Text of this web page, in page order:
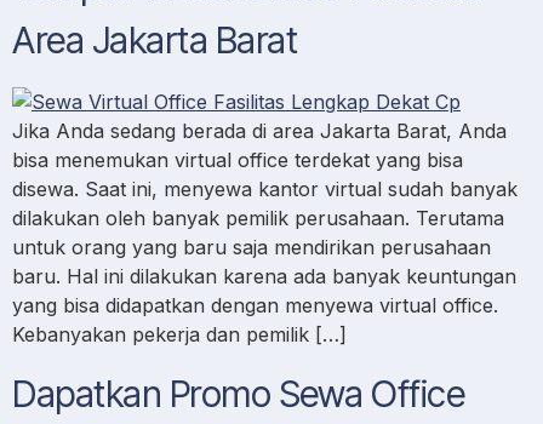
Area Jakarta Barat
Jika Anda sedang berada di area Jakarta Barat, Anda
bisa menemukan virtual office terdekat yang bisa
disewa. Saat ini, menyewa kantor virtual sudah banyak
dilakukan oleh banyak pemilik perusahaan. Terutama
untuk orang yang baru saja mendirikan perusahaan
baru. Hal ini dilakukan karena ada banyak keuntungan
yang bisa didapatkan dengan menyewa virtual office.
Kebanyakan pekerja dan pemilik […]
Dapatkan Promo Sewa Office